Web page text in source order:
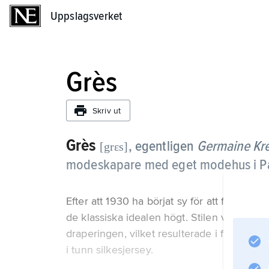
Uppslagsverket
Grès
Skriv ut
Grès [grɛs], egentligen Germaine
modeskapare med eget modehus i
Efter att 1930 ha börjat sy för att försörja
de klassiska idealen högt. Stilen var
draperingen, vilket resulterade i figurnära
i tunn silkesjersey.